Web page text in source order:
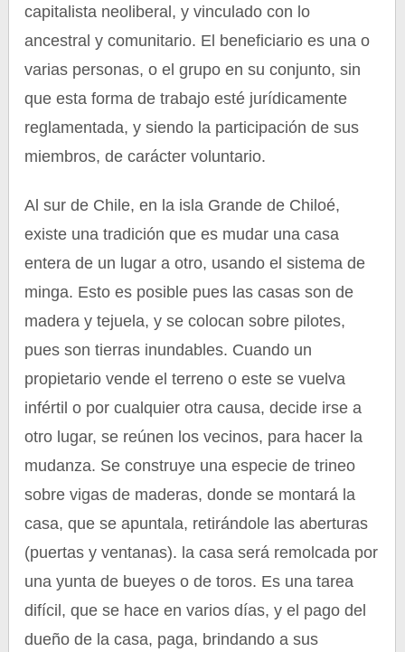
capitalista neoliberal, y vinculado con lo
ancestral y comunitario. El beneficiario es una o
varias personas, o el grupo en su conjunto, sin
que esta forma de trabajo esté jurídicamente
reglamentada, y siendo la participación de sus
miembros, de carácter voluntario.
Al sur de Chile, en la isla Grande de Chiloé,
existe una tradición que es mudar una casa
entera de un lugar a otro, usando el sistema de
minga. Esto es posible pues las casas son de
madera y tejuela, y se colocan sobre pilotes,
pues son tierras inundables. Cuando un
propietario vende el terreno o este se vuelva
infértil o por cualquier otra causa, decide irse a
otro lugar, se reúnen los vecinos, para hacer la
mudanza. Se construye una especie de trineo
sobre vigas de maderas, donde se montará la
casa, que se apuntala, retirándole las aberturas
(puertas y ventanas). la casa será remolcada por
una yunta de bueyes o de toros. Es una tarea
difícil, que se hace en varios días, y el pago del
dueño de la casa, paga, brindando a sus